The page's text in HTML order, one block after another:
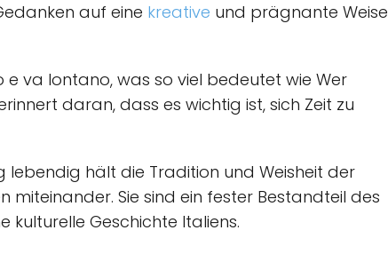
auf eine kreative und prägnante Weise
va lontano, was so viel bedeutet wie Wer
daran, dass es wichtig ist, sich Zeit zu
lebendig hält die Tradition und Weisheit der
miteinander. Sie sind ein fester Bestandteil des
Geschichte Italiens.